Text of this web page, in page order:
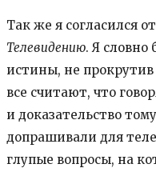
Так же я согласился
Телевидению. Я словно
истины, не прокрутив
все считают, что
и доказательство
допрашивали для
глупые вопросы, на